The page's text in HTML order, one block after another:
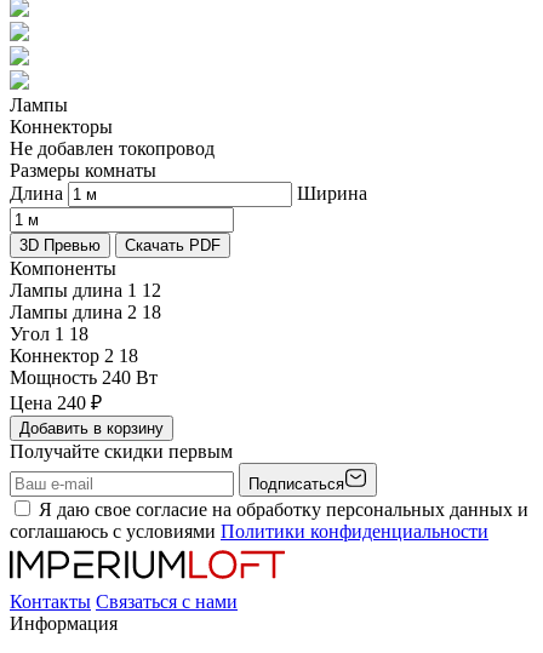
Лампы
Коннекторы
Не добавлен токопровод
Размеры комнаты
Длина
Ширина
3D Превью Скачать PDF
Компоненты
Лампы длина 1 12
Лампы длина 2 18
Угол 1 18
Коннектор 2 18
Мощность 240 Вт
Цена 240 ₽
Добавить в корзину
Получайте скидки первым
Подписаться
Я даю свое согласие на обработку персональных данных и
соглашаюсь с условиями Политики конфиденциальности
Контакты Связаться с нами
Информация